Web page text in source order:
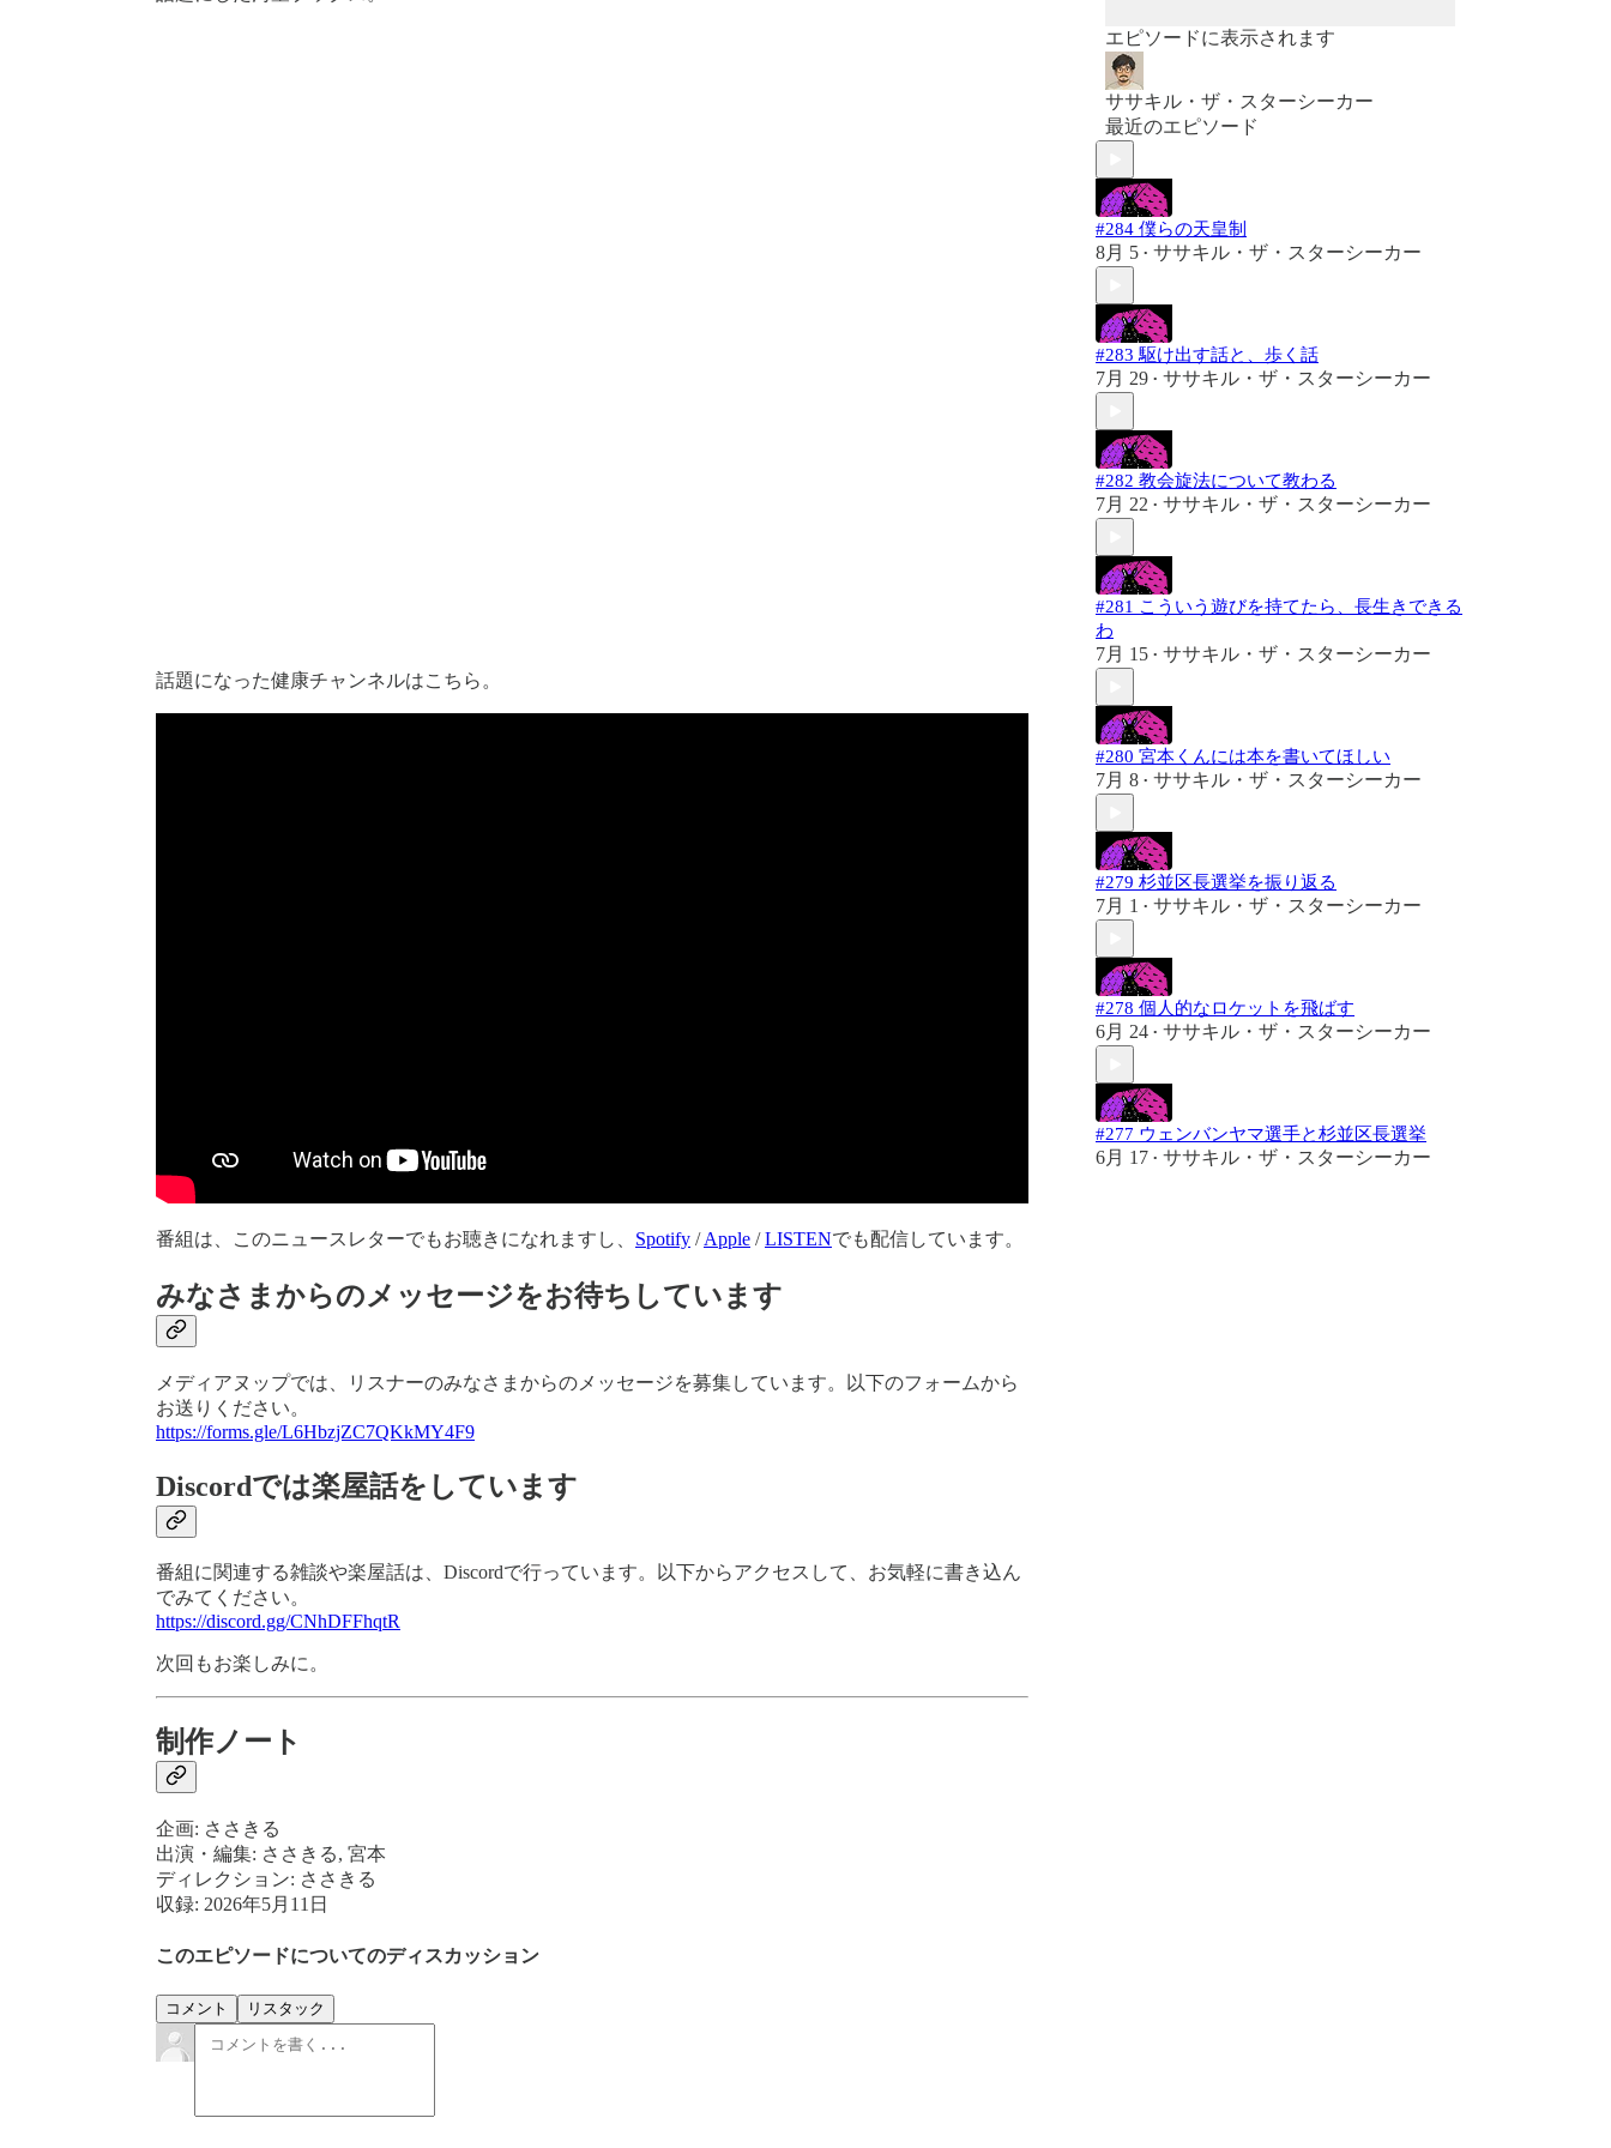
話題になった健康チャンネルはこちら。
番組は、このニュースレターでもお聴きになれますし、 Spotify /Apple /LISTENでも配信しています。
みなさまからのメッセージをお待ちしています
メディアヌップでは、リスナーのみなさまからのメッセージを募集しています。以下のフォームから
お送りください。
https://forms.gle/L6HbzjZC7QKkMY4F9
Discordでは楽屋話をしています
番組に関連する雑談や楽屋話は、Discordで行っています。以下からアクセスして、お気軽に書き込ん
でみてください。
https://discord.gg/CNhDFFhqtR
次回もお楽しみに。
制作ノート
企画: ささきる
出演・編集: ささきる, 宮本
ディレクション: ささきる
収録: 2026年5月11日
このエピソードについてのディスカッション
コメント リスタック
エピソードに表示されます
ササキル・ザ・スターシーカー
最近のエピソード
#284 僕らの天皇制
8月 5 • ササキル・ザ・スターシーカー
#283 駆け出す話と、歩く話
7月 29 • ササキル・ザ・スターシーカー
#282 教会旋法について教わる
7月 22 • ササキル・ザ・スターシーカー
#281 こういう遊びを持てたら、長生きできる
わ
7月 15 • ササキル・ザ・スターシーカー
#280 宮本くんには本を書いてほしい
7月 8 • ササキル・ザ・スターシーカー
#279 杉並区長選挙を振り返る
7月 1 • ササキル・ザ・スターシーカー
#278 個人的なロケットを飛ばす
6月 24 • ササキル・ザ・スターシーカー
#277 ウェンバンヤマ選手と杉並区長選挙
6月 17 • ササキル・ザ・スターシーカー